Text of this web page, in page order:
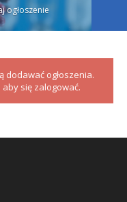
ogłoszenie
dodawać ogłoszenia.
się zalogować.